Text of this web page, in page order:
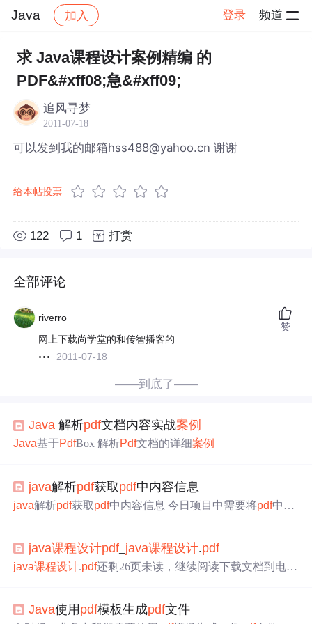
Java 加入 登录 频道
社区 Java 帖子详情
求 Java课程设计案例精编 的
PDF&#xff08;急&#xff09;
追风寻梦
2011-07-18
可以发到我的邮箱hss488@yahoo.cn 谢谢
给本帖投票
122 1 打赏
全部评论
riverro
网上下载尚学堂的和传智播客的
2011-07-18
赞
——到底了——
Java 解析pdf文档内容实战案例
Java基于PdfBox 解析Pdf文档的详细案例
java解析pdf获取pdf中内容信息
java解析pdf获取pdf 中内容信息 今日项目中需要将pdf中的
供的开源框架pdf box api ； https://pdfbox.apache.org/ 特点:
免费，功能强大，解析中文或许会存在乱码，格式有点
java课程设计pdf java课程设计.pdf
java课程设计.pdf还剩26页未读，继续阅读下载文档到电
程设计报告课程名称 JAV课程设计课题名称 数据库通用查
Java使用 pdf模板生成pdf文件